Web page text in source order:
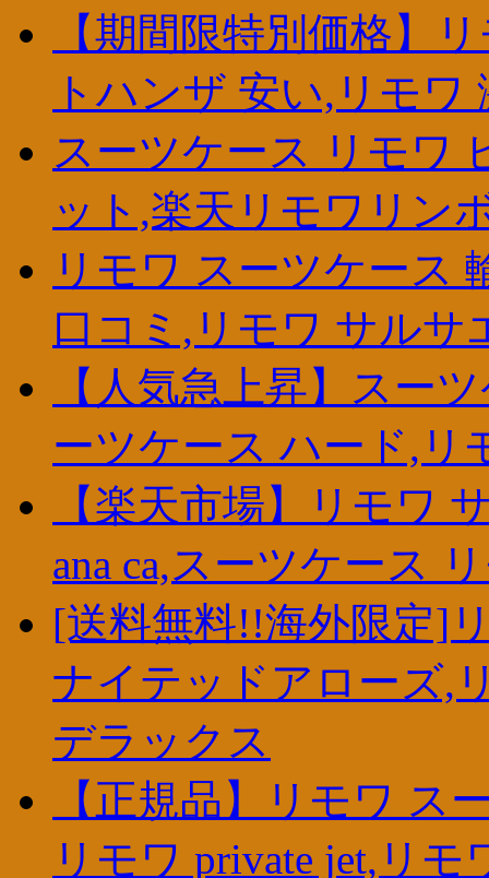
【期間限特別価格】
トハンザ 安い,リモワ
スーツケース リモワ
ット,楽天リモワリン
リモワ スーツケース
口コミ,リモワ サルサ
【人気急上昇】スー
ーツケース ハード,リ
【楽天市場】リモワ
ana ca,スーツケース
[送料無料!!海外限定]
ナイテッドアローズ,
デラックス
【正規品】リモワ ス
リモワ private jet,リモ